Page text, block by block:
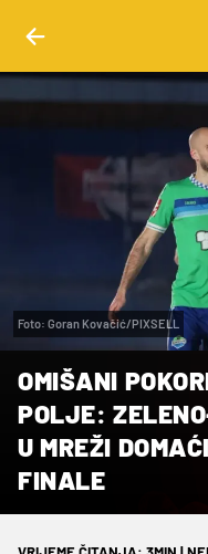
Foto: Goran Kovačić/PIXSELL
OMIŠANI
POLJE:
U MREŽI
FINALE